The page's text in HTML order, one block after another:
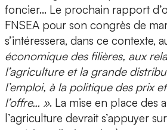
foncier… Le prochain rapport
FNSEA pour son congrès de
s’intéressera, dans ce contexte,
économique des filières, aux
l’agriculture et la grande
l’emploi, à la politique des prix
l’offre… ». La mise en place des
l’agriculture devrait s’appuyer